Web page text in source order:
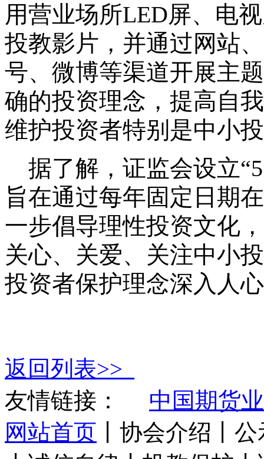
用营业场所LED屏、电
投教影片，并通过网站
号、微博等渠道开展主
确的投资理念，提高自
维护投资者特别是中小
据了解，证监会设立“5
旨在通过每年固定日期
一步倡导理性投资文化
关心、关爱、关注中小
投资者保护理念深入人
返回列表>>
友情链接： 中国期货
网站首页 丨协会介绍丨